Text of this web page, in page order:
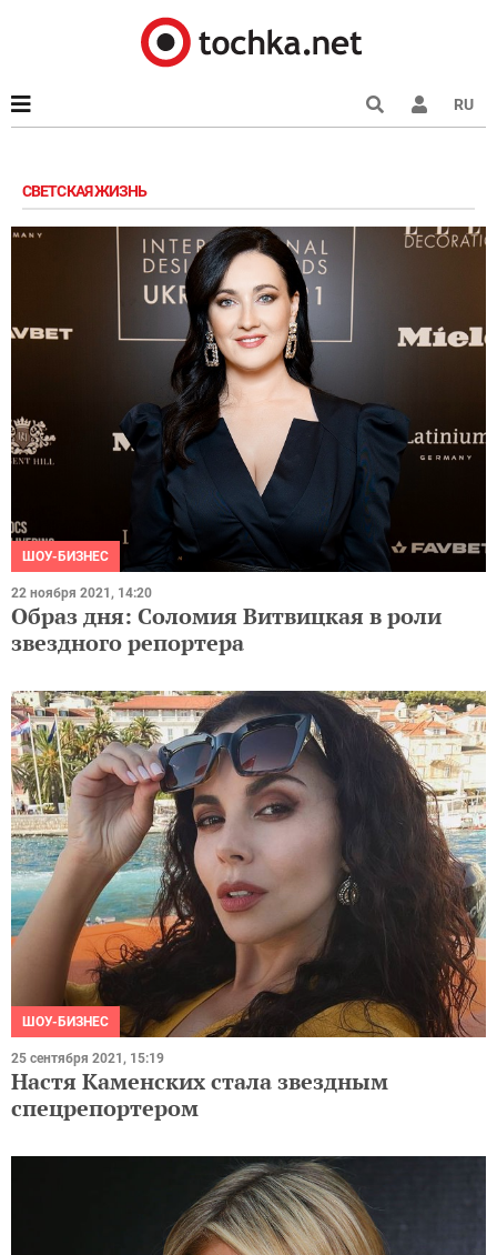
RU
СВЕТСКАЯ ЖИЗНЬ
ШОУ-БИЗНЕС
22 ноября 2021, 14:20
Образ дня: Соломия Витвицкая в роли
звездного репортера
ШОУ-БИЗНЕС
25 сентября 2021, 15:19
Настя Каменских стала звездным
спецрепортером